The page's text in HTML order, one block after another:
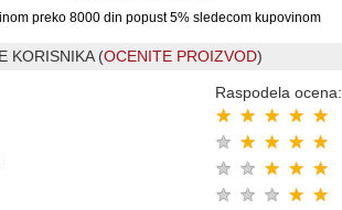
preko 8000 din popust 5% sledecom kupovinom
KORISNIKA (OCENITE PROIZVOD)
Raspodela ocena:
★
★
★
★
★
★
★
★
★
★
★
★
★
★
★
★
★
★
★
★